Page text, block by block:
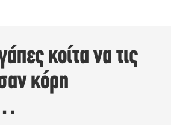
κοίτα να τις
κόρη